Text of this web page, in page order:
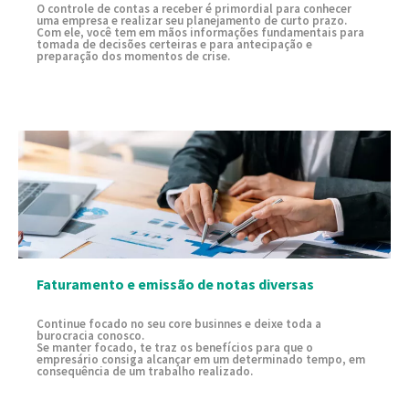
O controle de contas a receber é primordial para conhecer
uma empresa e realizar seu planejamento de curto prazo.
Com ele, você tem em mãos informações fundamentais para
tomada de decisões certeiras e para antecipação e
preparação dos momentos de crise.
Faturamento e emissão de notas diversas
Continue focado no seu core businnes e deixe toda a
burocracia conosco.
Se manter focado, te traz os benefícios para que o
empresário consiga alcançar em um determinado tempo, em
consequência de um trabalho realizado.